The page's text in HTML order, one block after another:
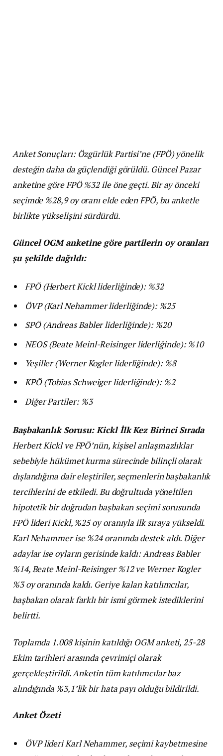
Anket Sonuçları: Özgürlük Partisi’ne (FPÖ) yönelik
desteğin daha da güçlendiği görüldü. Güncel Pazar
anketine göre FPÖ %32 ile öne geçti. Bir ay önceki
seçimde %28,9 oy oranı elde eden FPÖ, bu anketle
birlikte yükselişini sürdürdü.
Güncel OGM anketine göre partilerin oy oranları
şu şekilde dağıldı:
FPÖ (Herbert Kickl liderliğinde): %32
ÖVP (Karl Nehammer liderliğinde): %25
SPÖ (Andreas Babler liderliğinde): %20
NEOS (Beate Meinl-Reisinger liderliğinde): %10
Yeşiller (Werner Kogler liderliğinde): %8
KPÖ (Tobias Schweiger liderliğinde): %2
Diğer Partiler: %3
Başbakanlık Sorusu: Kickl İlk Kez Birinci Sırada
Herbert Kickl ve FPÖ’nün, kişisel anlaşmazlıklar
sebebiyle hükümet kurma sürecinde bilinçli olarak
dışlandığına dair eleştiriler, seçmenlerin başbakanlık
tercihlerini de etkiledi. Bu doğrultuda yöneltilen
hipotetik bir doğrudan başbakan seçimi sorusunda
FPÖ lideri Kickl, %25 oy oranıyla ilk sıraya yükseldi.
Karl Nehammer ise %24 oranında destek aldı. Diğer
adaylar ise oyların gerisinde kaldı: Andreas Babler
%14, Beate Meinl-Reisinger %12 ve Werner Kogler
%3 oy oranında kaldı. Geriye kalan katılımcılar,
başbakan olarak farklı bir ismi görmek istediklerini
belirtti.
Toplamda 1.008 kişinin katıldığı OGM anketi, 25-28
Ekim tarihleri arasında çevrimiçi olarak
gerçekleştirildi. Anketin tüm katılımcılar baz
alındığında %3,1’lik bir hata payı olduğu bildirildi.
Anket Özeti
ÖVP lideri Karl Nehammer, seçimi kaybetmesine